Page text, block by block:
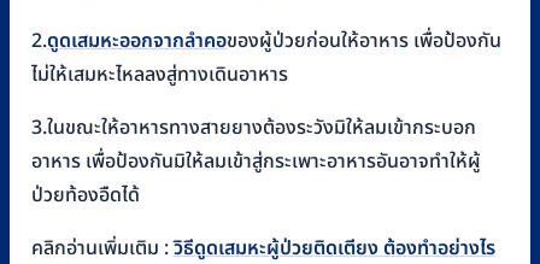
2.ดูดเสมหะออกจากลำคอของผู้ป่วยก่อนให้อาหาร เพื่อป้องกัน
ไม่ให้เสมหะไหลลงสู่ทางเดินอาหาร
3.ในขณะให้อาหารทางสายยางต้องระวังมิให้ลมเข้ากระบอก
อาหาร เพื่อป้องกันมิให้ลมเข้าสู่กระเพาะอาหารอันอาจทำให้ผู้
ป่วยท้องอืดได้
คลิกอ่านเพิ่มเติม :วิธีดูดเสมหะผู้ป่วยติดเตียง ต้องทำอย่างไร